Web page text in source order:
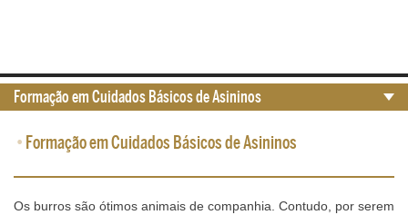
• Formação em Cuidados Básicos de Asininos
Os burros são ótimos animais de companhia. Contudo, por serem
Formação em Cuidados Básicos de Asininos